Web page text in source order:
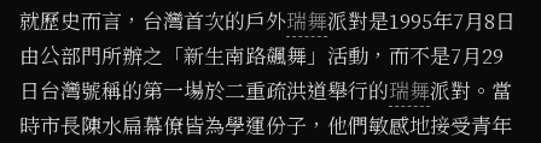
就歷史而言，台灣首次的戶外瑞舞派對是1995年7月8日
由公部門所辦之「新生南路飆舞」活動，而不是7月29
日台灣號稱的第一場於二重疏洪道舉行的瑞舞派對。當
時市長陳水扁幕僚皆為學運份子，他們敏感地接受青年